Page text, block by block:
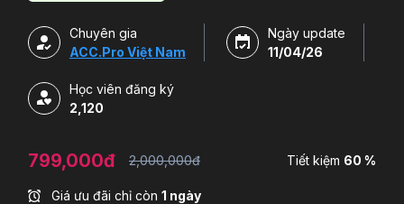
Chuyên gia
ACC.Pro Việt Nam
Ngày update
11/04/26
Học viên đăng ký
2,120
799,000đ 2,000,000đ Tiết kiệm 60 %
Giá ưu đãi chỉ còn 1 ngày